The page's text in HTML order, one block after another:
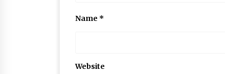
Name *
Website